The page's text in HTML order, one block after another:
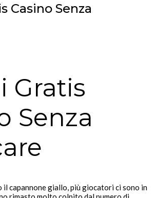
Casino Senza
Gratis
Senza
il capannone giallo, più giocatori ci sono in